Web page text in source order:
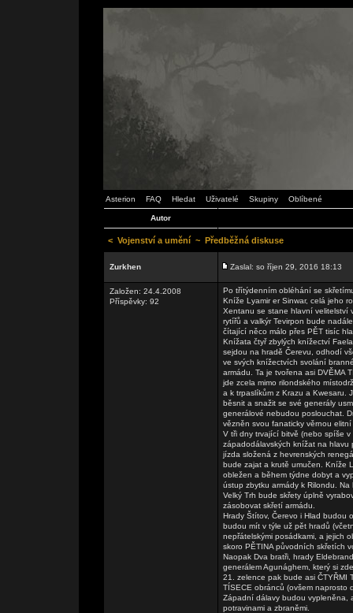
Asterion FAQ Hledat Uživatelé Skupiny Oblíbené
Autor
< Vojenství a umění ~ Předběžná diskuse
Zurkhen Zaslal: so říjen 29, 2016 18:13
Založen: 24.4.2008
Příspěvky: 92
Po třítýdenním obléhání se
Kníže Lyamir er Sinwar, celá jeho
Xentanu se stane hlavní velitelství
rytířů a valkýr Tevirpon bude
čítající něco málo přes PĚT tisíc
Knížata čtyř zbylých knížectví
sejdou na hradě Čerevu, odhodí
ve svých knížectvích svolání
armádu. Ta je tvořena asi DVĚMA
jde zcela mimo rilondského
a k trpaslíkům z Krazu a Kwesaru.
běsnit a snažit se své generály
generálové nebudou poslouchat.
vězněn svou fanaticky věrnou
V tři dny trvající bitvě (nebo spíše
západodálavských knížat na hlavu
jízda složená z hevrenských
bude zajat a krutě umučen. Kníže
obležen a během týdne dobyt a
ústup zbytku armády k Rilondu.
Velký Trh bude skřety úplně
zásobovat skřetí armádu.
Hrady Štítov, Čerevo i Hlad budou
budou mít v týle už pět hradů
nepřátelskými posádkami, a jejich
skoro PĚTINA původních skřetích
Naopak Dva bratři, hrady
generálem Agunághem, který si
21. zelence pak bude asi ČTYŘMI
TÍSECE obránců (ovšem naprosto
Západní dálavy budou vypleněna,
potravinami a zbraněmi.